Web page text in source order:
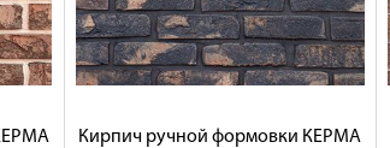
Кирпич ручной формовки КЕРМА